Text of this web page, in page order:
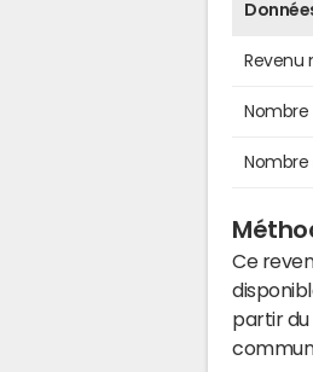
Revenu
Nombre
Ce
partir du